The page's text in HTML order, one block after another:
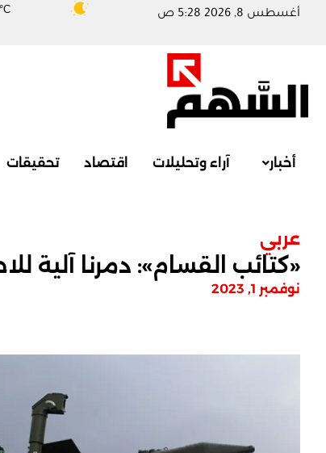
أغسطس 8, 2026 5:28 ص
أخبار آراء وتحليلات اقتصاد تحقيقات
عربي
«كتائب القسام»: دمرنا آلية
نوفمبر 1, 2023